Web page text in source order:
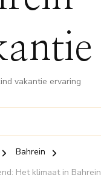
vakantie ervaring
Bahrein
Het klimaat in Bahrein